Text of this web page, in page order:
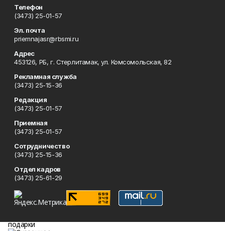
Телефон
(3473) 25-01-57
Эл. почта
priemnajasr@rbsmi.ru
Адрес
453126, РБ, г. Стерлитамак, ул. Комсомольская, 82
Рекламная служба
(3473) 25-15-36
Редакция
(3473) 25-01-57
Приемная
(3473) 25-01-57
Сотрудничество
(3473) 25-15-36
Отдел кадров
(3473) 25-61-29